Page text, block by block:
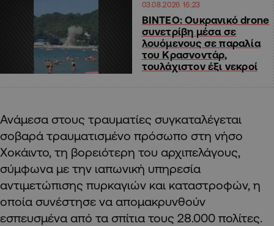
03.08.2026 16:23
ΒΙΝΤΕΟ: Ουκρανικό drone
συνετρίβη μέσα σε
λουόμενους σε παραλία
του Κρασνοντάρ,
τουλάχιστον έξι νεκροί
Ανάμεσα στους τραυματίες συγκαταλέγεται
σοβαρά τραυματισμένο πρόσωπο στη νήσο
Χοκάιντο, τη βορειότερη του αρχιπελάγους,
σύμφωνα με την ιαπωνική υπηρεσία
αντιμετώπισης πυρκαγιών και καταστροφών, η
οποία συνέστησε να απομακρυνθούν
εσπευσμένα από τα σπίτια τους 28.000 πολίτες.